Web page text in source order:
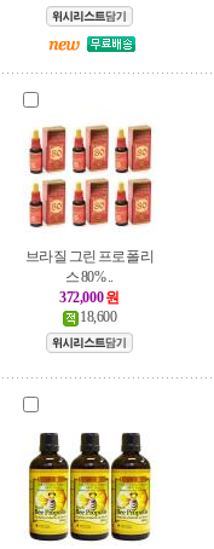
브라질 그린 프로폴리
스 80% ..
372,000 원
18,600